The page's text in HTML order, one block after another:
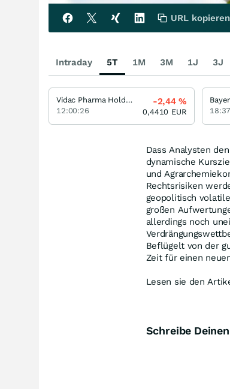
Dass Analysten
dynamische
und
Rechtsrisiken
geopolitisch
großen
allerdings noch
Beflügelt von der
Zeit für einen
Lesen sie den
Schreibe
URL kopieren
Intraday 5T 1M 3M 1J 3J
Vidac Pharma Holding
12:00:26
-2,44%
0,4410 EUR
Bayer